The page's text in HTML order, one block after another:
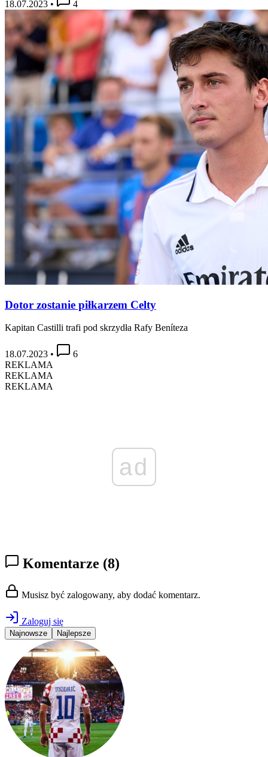
18.07.2023 • 4
Dotor zostanie piłkarzem Celty
Kapitan Castilli trafi pod skrzydła Rafy Beníteza
18.07.2023 •
6
REKLAMA
REKLAMA
REKLAMA
ad
Komentarze (8)
Musisz być zalogowany, aby dodać komentarz.
Zaloguj się
Najnowsze Najlepsze